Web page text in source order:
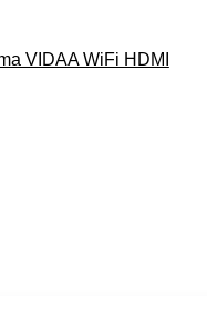
VIDAA WiFi HDMI